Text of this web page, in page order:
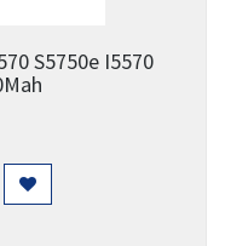
S5750e I5570